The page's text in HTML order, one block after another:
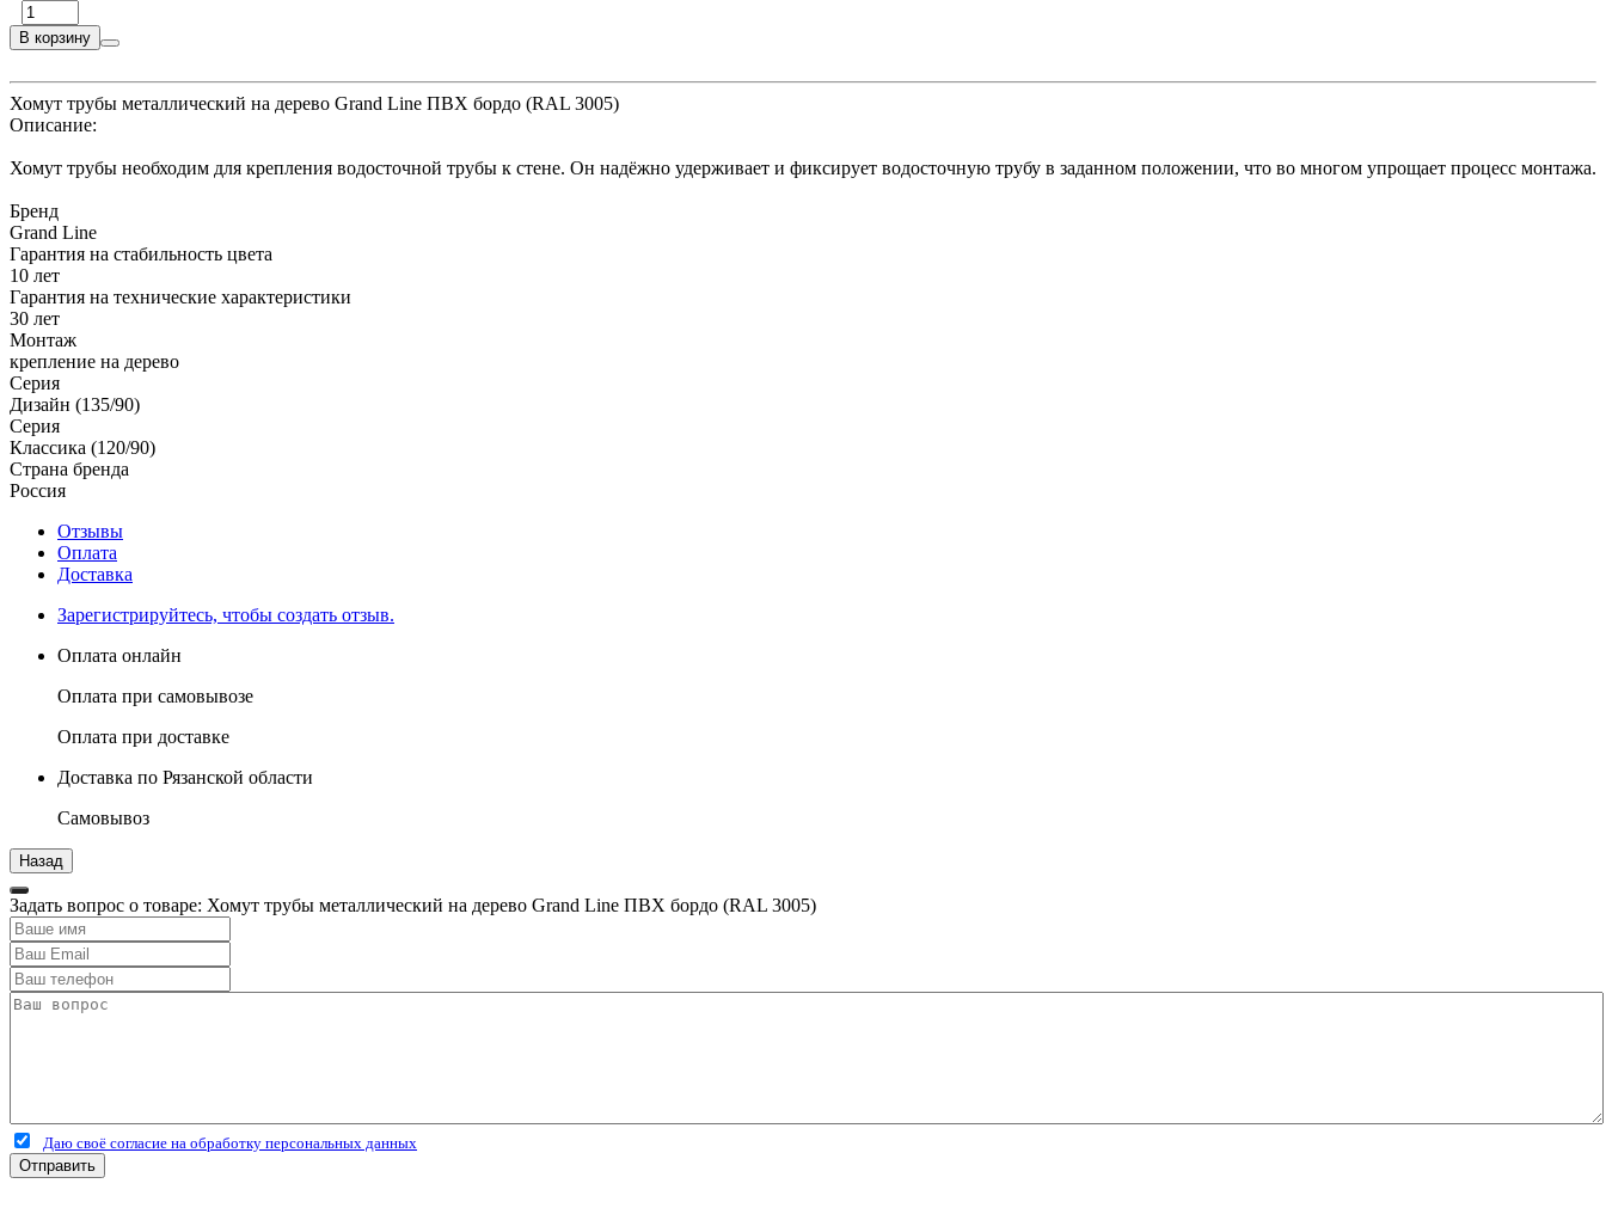
В корзину
Хомут трубы металлический на дерево Grand Line ПВХ бордо (RAL 3005)
Описание:
Хомут трубы необходим для крепления водосточной трубы к стене. Он надёжно удерживает и фиксирует водосточную трубу в заданном положении, что во многом упрощает процесс монтажа.
Бренд
Grand Line
Гарантия на стабильность цвета
10 лет
Гарантия на технические характеристики
30 лет
Монтаж
крепление на дерево
Серия
Дизайн (135/90)
Серия
Классика (120/90)
Страна бренда
Россия
Отзывы
Оплата
Доставка
Зарегистрируйтесь, чтобы создать отзыв.
Оплата онлайн
Оплата при самовывозе
Оплата при доставке
Доставка по Рязанской области
Самовывоз
Задать вопрос о товаре: Хомут трубы металлический на дерево Grand Line ПВХ бордо (RAL 3005)
Даю своё согласие на обработку персональных данных
Отправить